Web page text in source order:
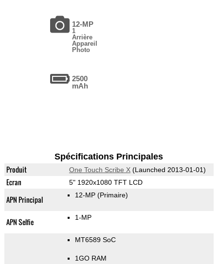
12-MP
1
Arrière
Appareil
Photo
2500
mAh
Spécifications Principales
Produit One Touch Scribe X(Launched 2013-01-01)
Ecran 5" 1920x1080 TFT LCD
APN Principal 12-MP (Primaire)
APN Selfie 1-MP
MT6589 SoC
1GO RAM